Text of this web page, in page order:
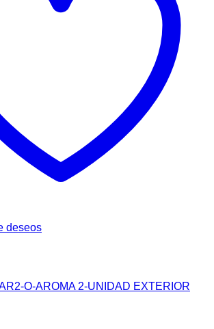
deseos
O-AROMA 2-UNIDAD EXTERIOR